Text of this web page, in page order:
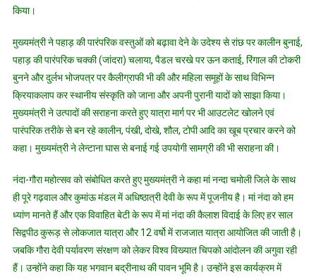
किया।
मुख्यमंत्री ने पहाड़ की पारंपरिक वस्तुओं को बढ़ावा देने के उदेश्य से रांछ पर कालीन बुनाई,
पहाड़ की पारंपरिक चक्की (जांदरा) चलाया, पैडल चरखे पर ऊन कताई, रिंगाल की टोकरी
बुनने और दुर्लभ भोजपत्र पर कैलीग्राफी भी की और महिला समूहों के साथ विभिन्न
क्रियाकलाप कर स्थानीय संस्कृति को जाना और अपनी पुरानी यादों को साझा किया।
मुख्यमंत्री ने उत्पादों की सराहना करते हुए यात्रा मार्ग पर भी आउटलेट खोलने एवं
पारंपरिक तरीके से बन रहे कालीन, पंखी, दोखे, शौल, टोपी आदि का खूब प्रचार करने को
कहा। मुख्यमंत्री ने लेन्टाना घास से बनाई गई उपयोगी सामग्री की भी सराहना की।
नंदा-गौरा महोत्सव को संबोधित करते हुए मुख्यमंत्री ने कहा मां नन्दा चमोली जिले के साथ
ही पूरे गढ़वाल और कुमांऊ मंडल में अधिष्ठात्री देवी के रूप में पूजनीय है। मां नंदा को हम
ध्यांण मानते हैं और एक विवाहित बेटी के रूप में मां नंदा की कैलाश विदाई के लिए हर साल
सिद्वपीठ कुरूड़ से लोकजात यात्रा और 12 वर्षो में राजजात यात्रा आयोजित की जाती है।
जबकि गौरा देवी पर्यावरण संरक्षण को लेकर विश्व विख्यात चिपको आंदोलन की अगुवा रही
हैं। उन्होंने कहा कि यह भगवान बद्रीनाथ की पावन भूमि है। उन्होंने इस कार्यक्रम में